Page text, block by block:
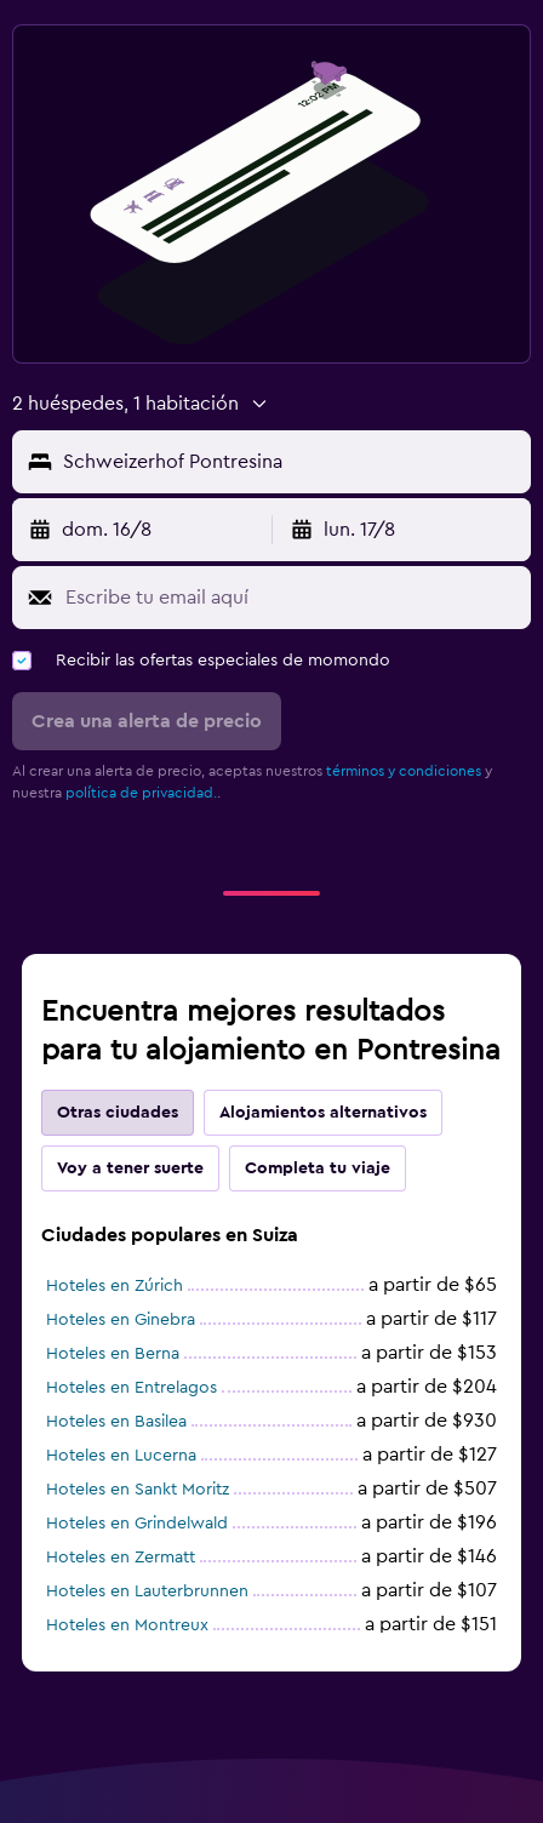
2 huéspedes, 1 habitación
Schweizerhof Pontresina
dom. 16/8 lun. 17/8
Recibir las ofertas especiales de momondo
Crea una alerta de precio
Al crear una alerta de precio, aceptas nuestros términos y condiciones y
nuestra política de privacidad.
Encuentra mejores resultados
para tu alojamiento en Pontresina
Otras ciudades Alojamientos alternativos
Voy a tener suerte Completa tu viaje
Ciudades populares en Suiza
Hoteles en Zúrich a partir de $65
Hoteles en Ginebra a partir de $117
Hoteles en Berna a partir de $153
Hoteles en Entrelagos a partir de $204
Hoteles en Basilea a partir de $930
Hoteles en Lucerna a partir de $127
Hoteles en Sankt Moritz a partir de $507
Hoteles en Grindelwald a partir de $196
Hoteles en Zermatt a partir de $146
Hoteles en Lauterbrunnen a partir de $107
Hoteles en Montreux a partir de $151